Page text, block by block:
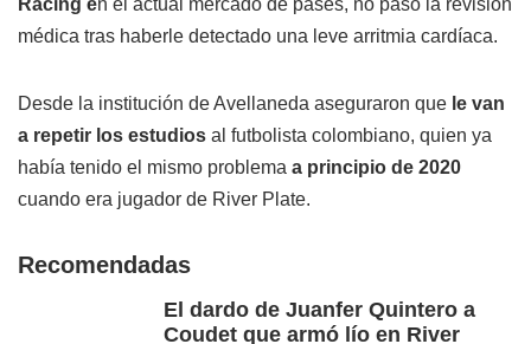
Racing en el actual mercado de pases, no pasó la revisión
médica tras haberle detectado una leve arritmia cardíaca.
Desde la institución de Avellaneda aseguraron que le van
a repetir los estudios al futbolista colombiano, quien ya
había tenido el mismo problema a principio de 2020
cuando era jugador de River Plate.
Recomendadas
El dardo de Juanfer Quintero a
Coudet que armó lío en River